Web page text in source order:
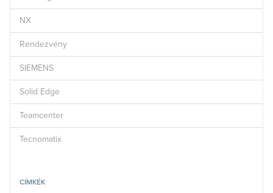
NX
Rendezvény
SIEMENS
Solid Edge
Teamcenter
Tecnomatix
CÍMKÉK